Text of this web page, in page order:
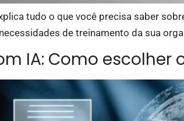
tudo o que você precisa saber
de treinamento da sua
IA: Como